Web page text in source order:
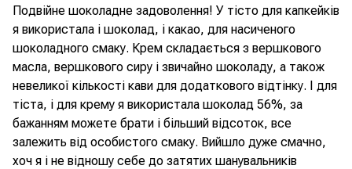
Подвійне шоколадне задоволення! У тісто для капкейків
я використала і шоколад, і какао, для насиченого
шоколадного смаку. Крем складається з вершкового
масла, вершкового сиру і звичайно шоколаду, а також
невеликої кількості кави для додаткового відтінку. І для
тіста, і для крему я використала шоколад 56%, за
бажанням можете брати і більший відсоток, все
залежить від особистого смаку. Вийшло дуже смачно,
хоч я і не відношу себе до затятих шанувальників